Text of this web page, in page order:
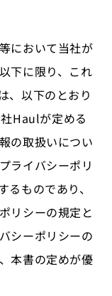
において当社が
下に限り、これ
、以下のとおり
Haulが定める
の取扱いについ
ライバシーポリ
ものであり、
リシーの規定と
シーポリシーの
本書の定めが優